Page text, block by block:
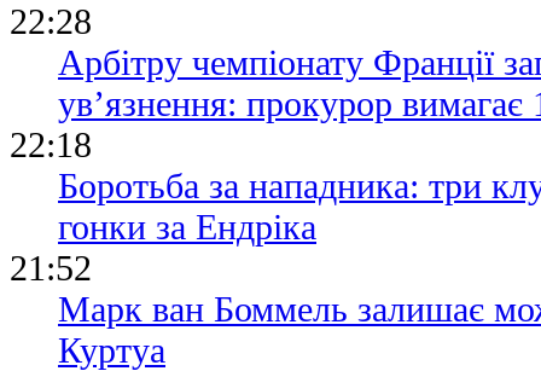
22:28
Арбітру чемпіонату Франції
ув’язнення: прокурор вимагає
22:18
Боротьба за нападника: три
гонки за Ендріка
21:52
Марк ван Боммель залишає
Куртуа